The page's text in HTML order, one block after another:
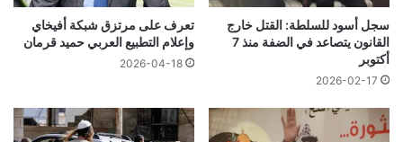
سجل أسود للسلطة: القتل خارج
القانون يتصاعد في الضفة منذ 7
أكتوبر
2026-02-17
تعرف على مرتزق شبكة أفيخاي
وإعلام التطبيع العربي حميد قرمان
2026-04-18